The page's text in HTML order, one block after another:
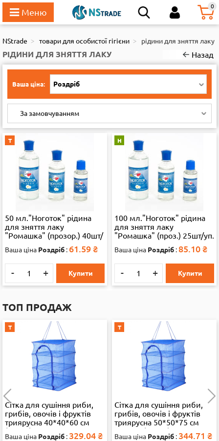
0
111
NStrade товари для особистої гігієни рідини для зняття лаку
РІДИНИ ДЛЯ ЗНЯТТЯ ЛАКУ Назад
Ваша ціна: Роздріб
За замовчуванням
Т
50 мл."Ноготок" рідина
для зняття лаку
"Ромашка" (прозор.) 40шт/
Ваша ціна Роздріб : 61.59 ₴
- + Купити
Н
100 мл."Ноготок" рідина
для зняття лаку
"Ромашка" (проз.) 25шт/уп.
Ваша ціна Роздріб : 85.10 ₴
- + Купити
ТОП ПРОДАЖ
Т
Сітка для сушіння риби,
грибів, овочів і фруктів
триярусна 40*40*60 см
(13286)
Ваша ціна Роздріб : 329.04 ₴
Т
Сітка для сушіння риби,
грибів, овочів і фруктів
триярусна 50*50*75 см
велика (35892)
Ваша ціна Роздріб : 344.71 ₴